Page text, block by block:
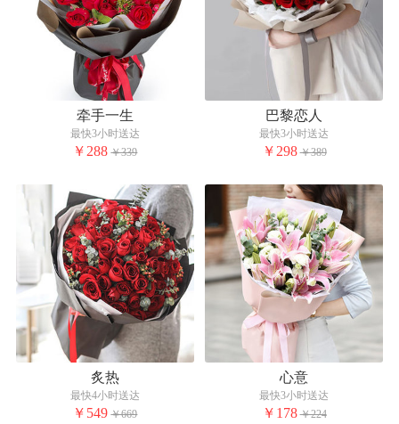
牵手一生
最快3小时送达
￥288 ￥339
巴黎恋人
最快3小时送达
￥298 ￥389
炙热
最快4小时送达
￥549 ￥669
心意
最快3小时送达
￥178 ￥224